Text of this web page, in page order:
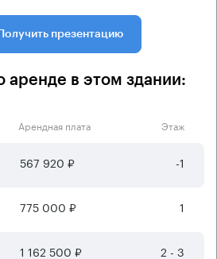
Получить презентацию
аренде в этом здании:
Арендная плата Этаж
567 920 ₽ -1
775 000 ₽ 1
1 162 500 ₽ 2 - 3